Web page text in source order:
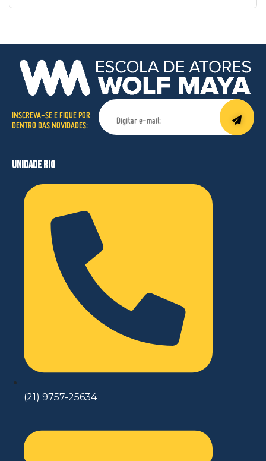
INSCREVA-SE E FIQUE POR
DENTRO DAS NOVIDADES:
unidade rio
(21) 9757-25634